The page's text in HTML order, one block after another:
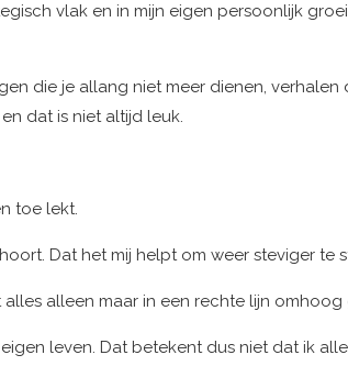
vlak en in mijn eigen persoonlijk
die je allang niet meer dienen,
dat is niet altijd leuk.
toe lekt.
Dat het mij helpt om weer steviger te
alleen maar in een rechte lijn omhoog
leven. Dat betekent dus niet dat ik